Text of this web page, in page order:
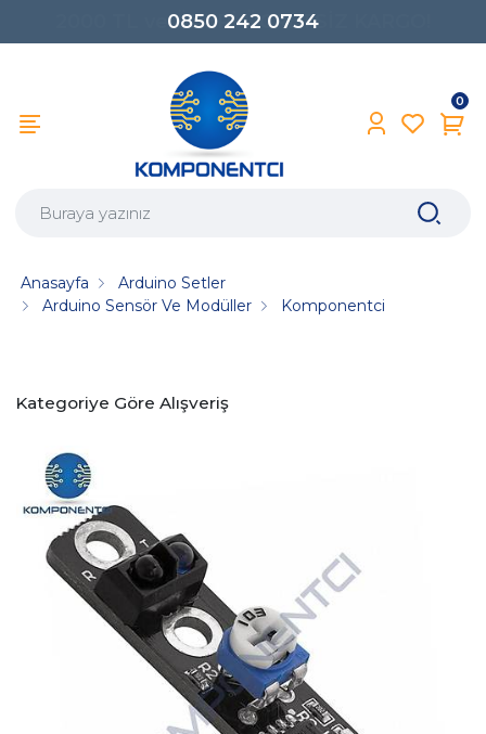
0850 242 0734
0
Anasayfa
Arduino Setler
Arduino Sensör Ve Modüller
Komponentci
Kategoriye Göre Alışveriş